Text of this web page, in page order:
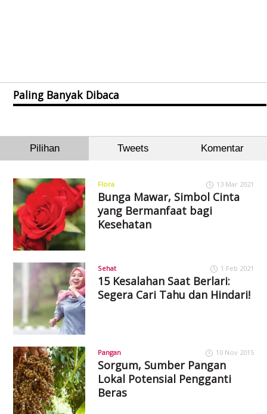
Paling Banyak Dibaca
Pilihan Tweets Komentar
Flora 13 Mar 2021
Bunga Mawar, Simbol Cinta
yang Bermanfaat bagi
Kesehatan
Sehat 1 Feb 2021
15 Kesalahan Saat Berlari:
Segera Cari Tahu dan Hindari!
Pangan 10 Nov 2015
Sorgum, Sumber Pangan
Lokal Potensial Pengganti
Beras